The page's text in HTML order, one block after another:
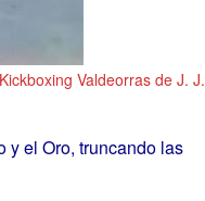
Valdeorras de J. J.
el Oro, truncando las